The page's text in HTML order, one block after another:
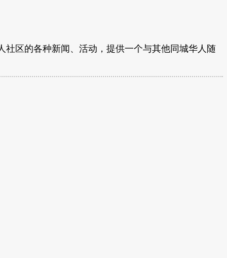
区的各种新闻、活动，提供一个与其他同城华人随